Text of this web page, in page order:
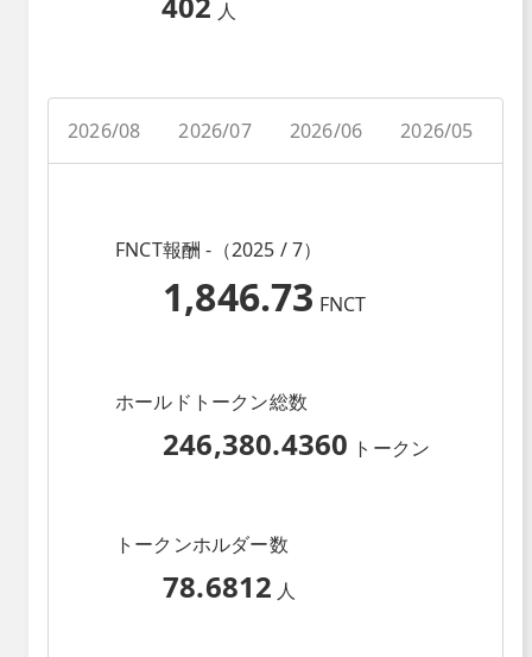
人
2026/08 2026/07 2026/06 2026/05
FNCT報酬 -（2025 / 7）
1,846.73 FNCT
ホールドトークン総数
246,380.4360 トークン
トークンホルダー数
78.6812 人